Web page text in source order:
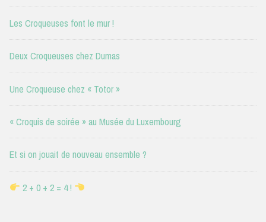
Les Croqueuses font le mur !
Deux Croqueuses chez Dumas
Une Croqueuse chez « Totor »
« Croquis de soirée » au Musée du Luxembourg
Et si on jouait de nouveau ensemble ?
2 + 0 + 2 = 4 !